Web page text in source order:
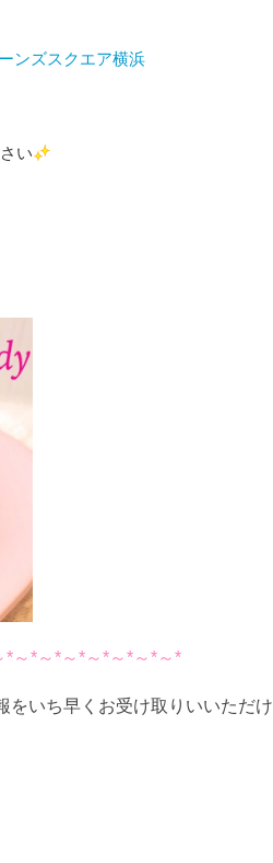
ンズスクエア横浜
い
～*～*～*～*～*～*～*
をいち早くお受け取りいいただけ